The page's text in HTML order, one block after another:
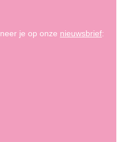
je op onze nieuwsbrief: